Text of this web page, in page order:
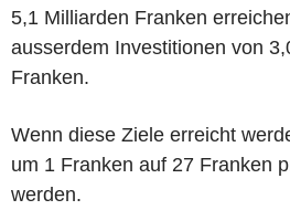
5,1 Milliarden Franken
ausserdem Investitionen von
Franken.
Wenn diese Ziele erreicht
um 1 Franken auf 27 Franken
werden.